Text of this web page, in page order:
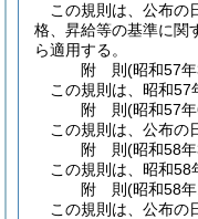
この規則は、公布の
格、昇給等の基準に関
ら適用する。
附 則(昭和57
この規則は、昭和57
附 則(昭和57
この規則は、公布の
附 則(昭和58
この規則は、昭和58
附 則(昭和58
この規則は、公布の